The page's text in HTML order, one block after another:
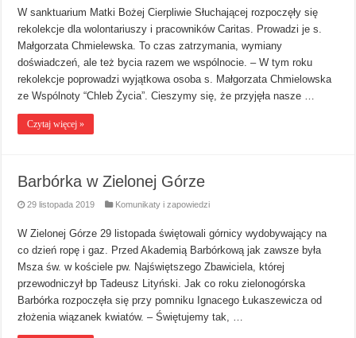
W sanktuarium Matki Bożej Cierpliwie Słuchającej rozpoczęły się
rekolekcje dla wolontariuszy i pracowników Caritas. Prowadzi je s.
Małgorzata Chmielewska. To czas zatrzymania, wymiany
doświadczeń, ale też bycia razem we wspólnocie. – W tym roku
rekolekcje poprowadzi wyjątkowa osoba s. Małgorzata Chmielowska
ze Wspólnoty “Chleb Życia”. Cieszymy się, że przyjęła nasze …
Czytaj więcej »
Barbórka w Zielonej Górze
29 listopada 2019 Komunikaty i zapowiedzi
W Zielonej Górze 29 listopada świętowali górnicy wydobywający na
co dzień ropę i gaz. Przed Akademią Barbórkową jak zawsze była
Msza św. w kościele pw. Najświętszego Zbawiciela, której
przewodniczył bp Tadeusz Lityński. Jak co roku zielonogórska
Barbórka rozpoczęła się przy pomniku Ignacego Łukaszewicza od
złożenia wiązanek kwiatów. – Świętujemy tak, …